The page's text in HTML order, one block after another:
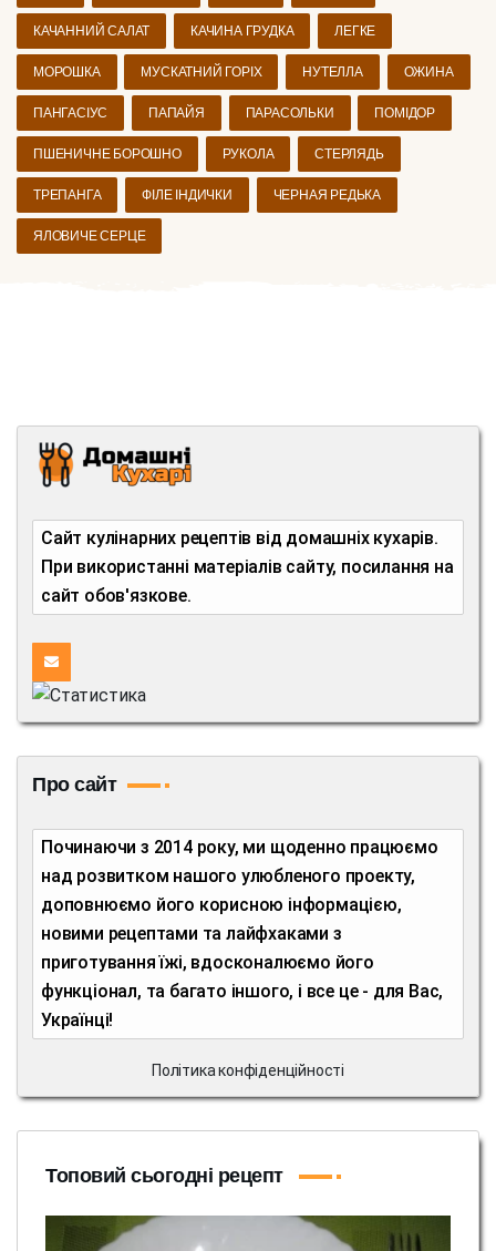
КАЧАННИЙ САЛАТ КАЧИНА ГРУДКА ЛЕГКЕ
МОРОШКА МУСКАТНИЙ ГОРІХ НУТЕЛЛА ОЖИНА
ПАНГАСІУС ПАПАЙЯ ПАРАСОЛЬКИ ПОМІДОР
ПШЕНИЧНЕ БОРОШНО РУКОЛА СТЕРЛЯДЬ
ТРЕПАНГА ФІЛЕ ІНДИЧКИ ЧЕРНАЯ РЕДЬКА
ЯЛОВИЧЕ СЕРЦЕ
Сайт кулінарних рецептів від домашніх кухарів.
При використанні матеріалів сайту, посилання на
сайт обов'язкове.
Про сайт
Починаючи з 2014 року, ми щоденно працюємо
над розвитком нашого улюбленого проекту,
доповнюємо його корисною інформацією,
новими рецептами та лайфхаками з
приготування їжі, вдосконалюємо його
функціонал, та багато іншого, і все це - для Вас,
Українці!
Політика конфіденційності
Топовий сьогодні рецепт